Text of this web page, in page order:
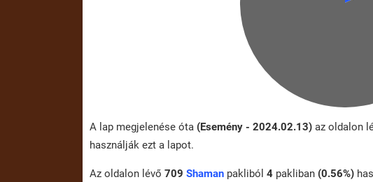
A lap megjelenése óta (Esemény - 2024.02.13) az oldalon
használják ezt a lapot.
Az oldalon lévő 709 Shaman pakliból 4 pakliban (0.56%)